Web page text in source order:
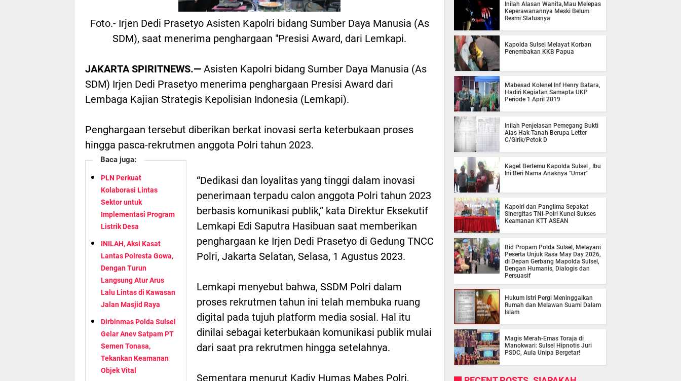
Foto.- Irjen Dedi Prasetyo Asisten Kapolri bidang Sumber Daya Manusia (As
SDM), saat menerima penghargaan "Presisi Award, dari Lemkapi.
JAKARTA SPIRITNEWS.— Asisten Kapolri bidang Sumber Daya Manusia (As
SDM) Irjen Dedi Prasetyo menerima penghargaan Presisi Award dari
Lembaga Kajian Strategis Kepolisian Indonesia (Lemkapi).
Penghargaan tersebut diberikan berkat inovasi serta keterbukaan proses
hingga pasca-rekrutmen anggota Polri tahun 2023.
Baca juga:
PLN Perkuat
Kolaborasi Lintas
Sektor untuk
Implementasi Program
Listrik Desa
INILAH, Aksi Kasat
Lantas Polresta Gowa,
Dengan Turun
Langsung Atur Arus
Lalu Lintas di Kawasan
Jalan Masjid Raya
Dirbinmas Polda Sulsel
Gelar Anev Satpam PT
Semen Tonasa,
Tekankan Keamanan
Objek Vital
“Dedikasi dan loyalitas yang tinggi dalam inovasi
penerimaan terpadu calon anggota Polri tahun 2023
berbasis komunikasi publik,” kata Direktur Eksekutif
Lemkapi Edi Saputra Hasibuan saat memberikan
penghargaan ke Irjen Dedi Prasetyo di Gedung TNCC
Polri, Jakarta Selatan, Selasa, 1 Agustus 2023.
Lemkapi menyebut bahwa, SSDM Polri dalam
proses rekrutmen tahun ini telah membuka ruang
digital pada tujuh platform media sosial. Hal itu
dinilai sebagai keterbukaan komunikasi publik mulai
dari saat pra rekrutmen hingga setelahnya.
Sementara menurut Kadiv Humas Mabes Polri,
Inilah Alasan Wanita,Mau Melepas
Keperawanannya Meski Belum
Resmi Statusnya
Kapolda Sulsel Melayat Korban
Penembakan KKB Papua
Mabesad Kolenel Inf Henry Batara,
Hadiri Kegiatan Samapta UKP
Periode 1 April 2019
Inilah Penjelasan Pemegang Bukti
Alas Hak Tanah Berupa Letter
C/Girik/Petok D
Kaget Bertemu Kapolda Sulsel , Ibu
Ini Beri Nama Anaknya "Umar"
Kapolri dan Panglima Sepakat
Sinergitas TNI-Polri Kunci Sukses
Keamanan KTT ASEAN
Bid Propam Polda Sulsel, Melayani
Peserta Unjuk Rasa May Day 2026,
di Depan Gerbang Mapolda Sulsel,
Dengan Humanis, Dialogis dan
Persuasif
Hukum Istri Pergi Meninggalkan
Rumah dan Melawan Suami Dalam
Islam
Magis Merah-Emas Toraja di
Manokwari: Sulsel Hipnotis Juri
PSDC, Aula Unipa Bergetar!